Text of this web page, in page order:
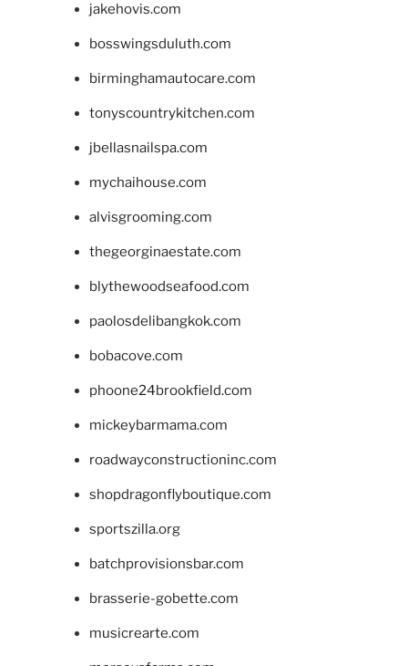
jakehovis.com
bosswingsduluth.com
birminghamautocare.com
tonyscountrykitchen.com
jbellasnailspa.com
mychaihouse.com
alvisgrooming.com
thegeorginaestate.com
blythewoodseafood.com
paolosdelibangkok.com
bobacove.com
phoone24brookfield.com
mickeybarmama.com
roadwayconstructioninc.com
shopdragonflyboutique.com
sportszilla.org
batchprovisionsbar.com
brasserie-gobette.com
musicrearte.com